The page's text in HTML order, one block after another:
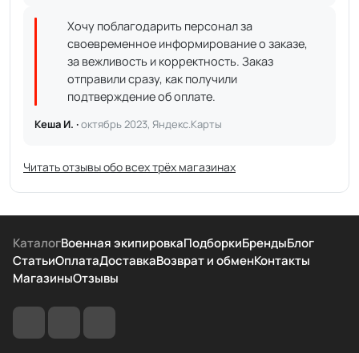
Хочу поблагодарить персонал за
своевременное информирование о заказе,
за вежливость и корректность. Заказ
отправили сразу, как получили
подтверждение об оплате.
Кеша И. ·октябрь 2023, Яндекс.Карты
Читать отзывы обо всех трёх магазинах
КаталогВоенная экипировкаПодборкиБрендыБлог
СтатьиОплатаДоставкаВозврат и обменКонтакты
МагазиныОтзывы